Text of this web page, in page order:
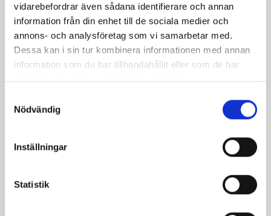
vidarebefordrar även sådana identifierare och annan
information från din enhet till de sociala medier och
annons- och analysföretag som vi samarbetar med.
Dessa kan i sin tur kombinera informationen med annan
information som du har tillhandahållit eller som de har
samlat in när du har använt deras tjänster.
Nödvändig
Inställningar
Statistik
Snöbollar med
Ingefärs- och kolasnittar